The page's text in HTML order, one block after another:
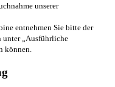
unserer
entnehmen Sie bitte der
unter „Ausführliche
können.